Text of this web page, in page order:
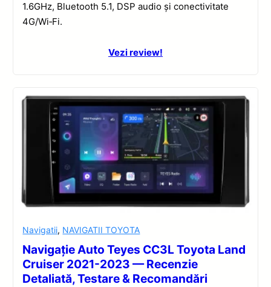
1.6GHz, Bluetooth 5.1, DSP audio și conectivitate
4G/Wi‑Fi.
Vezi review!
Navigatii, NAVIGATII TOYOTA
Navigație Auto Teyes CC3L Toyota Land
Cruiser 2021-2023 — Recenzie
Detaliată, Testare & Recomandări